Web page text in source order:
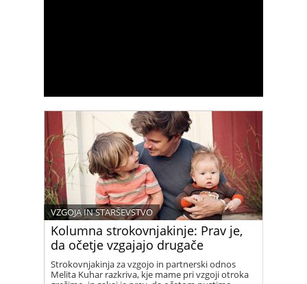
Kolumna strokovnjakinje: Prav je,
da očetje vzgajajo drugače
VZGOJA IN STARŠEVSTVO
Strokovnjakinja za vzgojo in partnerski odnos
Melita Kuhar razkriva, kje mame pri vzgoji otroka